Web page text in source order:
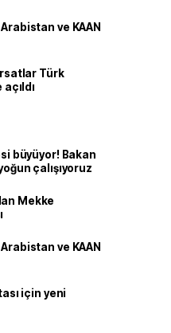
ve KAAN
Türk
büyüyor! Bakan
çalışıyoruz
Mekke
ve KAAN
için yeni